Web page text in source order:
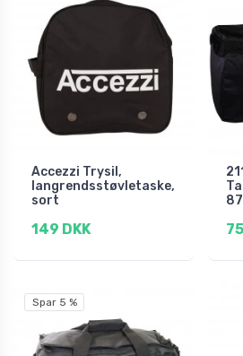
Accezzi Trysil,
langrendsstøvletaske,
sort
149 DKK
Spar 5 %